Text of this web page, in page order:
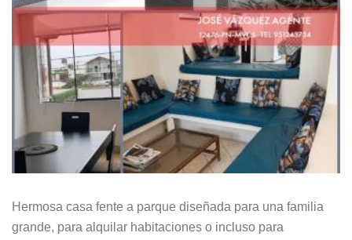
Hermosa casa fente a parque diseñada para una familia
grande, para alquilar habitaciones o incluso para